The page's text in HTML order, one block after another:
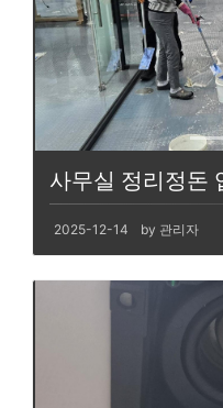
사무실 정리정돈
2025-12-14 by 관리자